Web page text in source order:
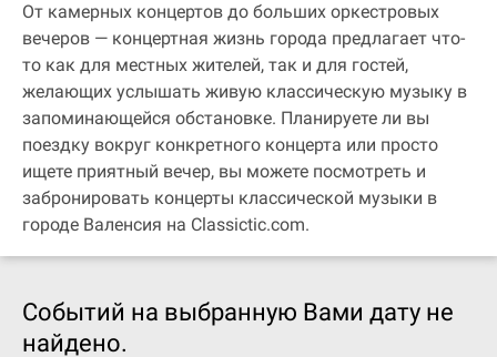
От камерных концертов до больших оркестровых
вечеров — концертная жизнь города предлагает что-
то как для местных жителей, так и для гостей,
желающих услышать живую классическую музыку в
запоминающейся обстановке. Планируете ли вы
поездку вокруг конкретного концерта или просто
ищете приятный вечер, вы можете посмотреть и
забронировать концерты классической музыки в
городе Валенсия на Classictic.com.
Событий на выбранную Вами дату не
найдено.